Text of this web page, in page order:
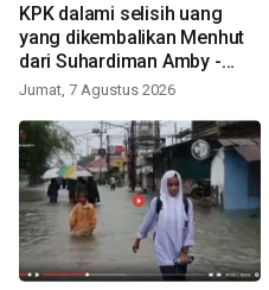
KPK dalami selisih uang
yang dikembalikan Menhut
dari Suhardiman Amby -
VIDEO
Jumat, 7 Agustus 2026